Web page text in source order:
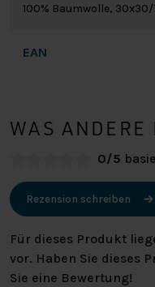
100% Baumwolle, 30x30/
EAN
WAS ANDERE
0/5
Rezension schreiben
Für dieses Produkt
vor. Haben Sie dieses
Sie eine Bewertung!